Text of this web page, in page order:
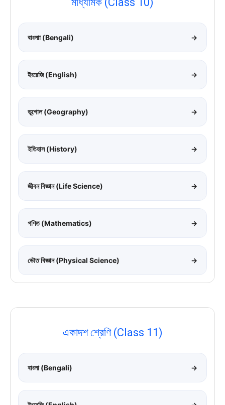
বাংলাা (Bengali) →
ইংরেজি (English) →
ভূগোল (Geography) →
ইতিহাস (History) →
জীবন বিজ্ঞান (Life Science) →
গণিত (Mathematics) →
ভৌত বিজ্ঞান (Physical Science) →
একাদশ শ্রেণি (Class 11)
বাংলা (Bengali) →